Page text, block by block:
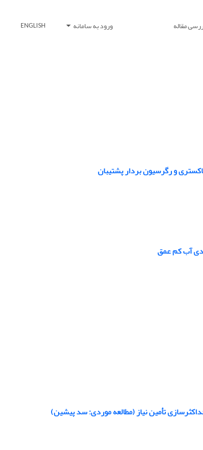
مقاله ورود به سامانه ENGLISH
و رگرسیون بردار پشتیبان
آب کم عمق
تأمین نیاز (مطالعه موردی: سد پیشین)